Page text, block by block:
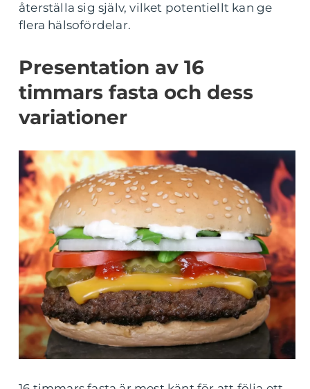
återställa sig själv, vilket potentiellt kan ge
flera hälsofördelar.
Presentation av 16
timmars fasta och dess
variationer